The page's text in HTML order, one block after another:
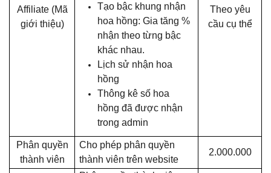
Affiliate (Mã
giới thiệu)
Tạo bậc khung nhận
hoa hồng: Gia tăng %
nhận theo từng bậc
khác nhau.
Lịch sử nhận hoa
hồng
Thông kê số hoa
hồng đã được nhận
trong admin
Theo yêu
cầu cụ thể
Phân quyền
thành viên
Cho phép phân quyền
thành viên trên website
2.000.000